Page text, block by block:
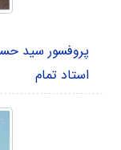
پروفسور سید
استاد تمام